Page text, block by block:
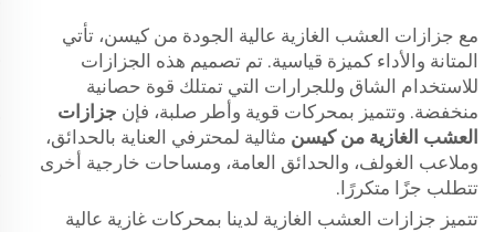
مع جزازات العشب الغازية عالية الجودة من كيسن، تأتي
المتانة والأداء كميزة قياسية. تم تصميم هذه الجزازات
للاستخدام الشاق وللجرارات التي تمتلك قوة حصانية
منخفضة. وتتميز بمحركات قوية وأطر صلبة، فإن جزازات
العشب الغازية من كيسن مثالية لمحترفي العناية بالحدائق،
وملاعب الغولف، والحدائق العامة، ومساحات خارجية أخرى
تتطلب جزًا متكررًا.
تتميز جزازات العشب الغازية لدينا بمحركات غازية عالية